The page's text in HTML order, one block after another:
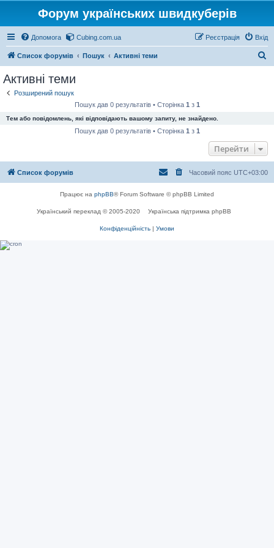
Форум українських швидкуберів
Допомога Cubing.com.ua Вхід
Реєстрація
Список форумів Пошук Активні теми
Активні теми
Розширений пошук
Пошук дав 0 результатів • Сторінка 1 з 1
Тем або повідомлень, які відповідають вашому запиту, не знайдено.
Пошук дав 0 результатів • Сторінка 1 з 1
Перейти
Список форумів Часовий пояс UTC+03:00
Працює на phpBB® Forum Software © phpBB Limited
Український переклад © 2005-2020 Українська підтримка phpBB
Конфіденційність | Умови